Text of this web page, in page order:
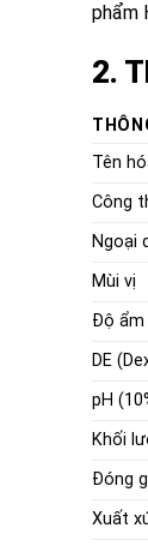
phẩm
2.
Tên
Công
Ngoại
Mùi vị
Độ ẩm
DE
pH
Khối
Đóng
Xuất